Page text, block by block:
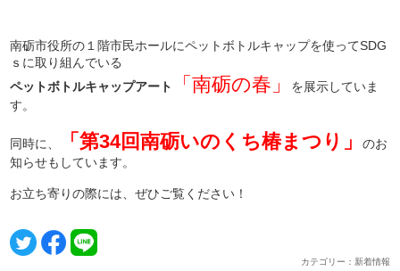
南砺市役所の１階市民ホールにペットボトルキャップを使ってSDG
ｓに取り組んでいる
ペットボトルキャップアート
「南砺の春」
を展示していま
す。
同時に、 「第34回南砺いのくち椿まつり」のお
知らせもしています。
お立ち寄りの際には、ぜひご覧ください！
カテゴリー：新着情報